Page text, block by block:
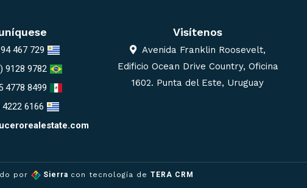
467 729
9128 9782
4778 8499
6166
Visítenos
Avenida Franklin Roosevelt,
Edificio Ocean Drive Country, Oficina
1602. Punta del Este, Uruguay
por Sierra con tecnología deTERA CRM